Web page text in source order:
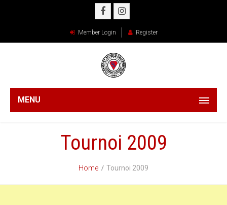
Member Login Register
MENU
Tournoi 2009
Home Tournoi 2009